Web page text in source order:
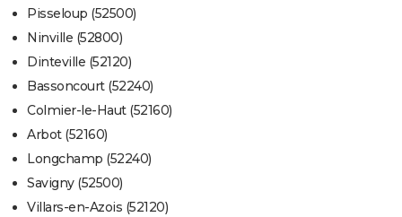
Pisseloup (52500)
Ninville (52800)
Dinteville (52120)
Bassoncourt (52240)
Colmier-le-Haut (52160)
Arbot (52160)
Longchamp (52240)
Savigny (52500)
Villars-en-Azois (52120)